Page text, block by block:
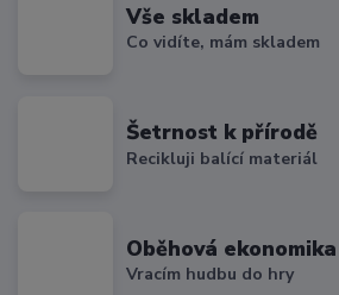
Vše skladem
Co vidíte, mám skladem
Šetrnost k přírodě
Recikluji balící materiál
Oběhová ekonomika
Vracím hudbu do hry